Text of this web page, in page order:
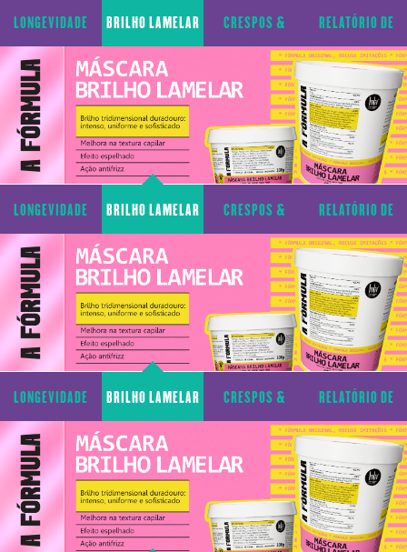
LONGEVIDADE
CAPILAR
BRILHO LAMELAR CRESPOS &
CACHOS
RELATÓRIO DE
TRANSPARÊNCIA
CAPILAR CACHOS
RELATÓRIO DE
TRANSPARÊNCIA
CAPILAR CACHOS
RELATÓRIO DE
TRANSPARÊNCIA